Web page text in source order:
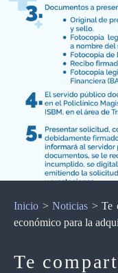
Inicio >Noticias >Te
económico para la
Te